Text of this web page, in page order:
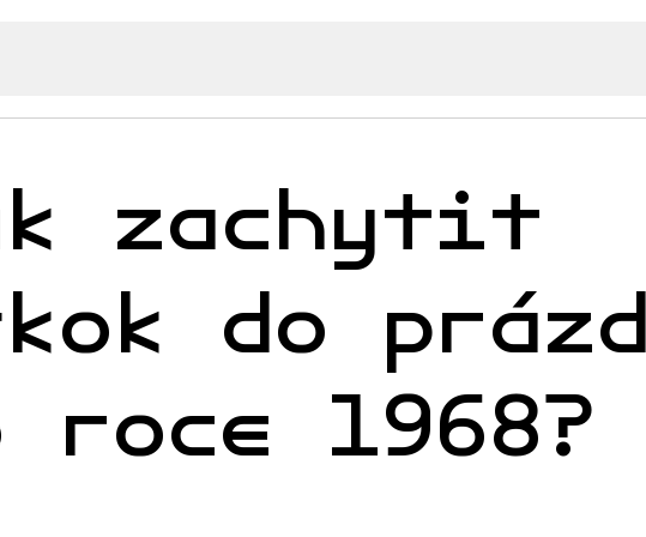
zachytit
do
roce 1968?